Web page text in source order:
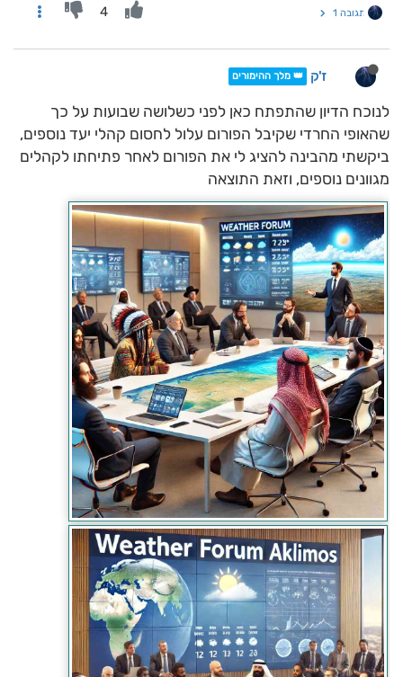
תגובה 1 4
ז'ק 👑 מלך ההימורים
לנוכח הדיון שהתפתח כאן לפני כשלושה שבועות על כך
שהאופי החרדי שקיבל הפורום עלול לחסום קהלי יעד נוספים,
ביקשתי מהבינה להציג לי את הפורום לאחר פתיחתו לקהלים
מגוונים נוספים, וזאת התוצאה